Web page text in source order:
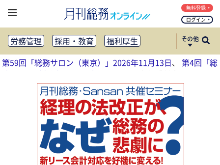
ログイン
無料登録
労務管理 採用・教育
福利厚生
健康経営
働き方改革
法務・コンプライアンス
リスクマネジメント・BCP
社外・社内広報
社外・社内コミュニケーション活性化
FM・オフィス移転
CSR・SDGs
テクノロジー活用・DX
助成金・補助金・コスト削減
アウトソーシング・BPO
調査・レポート
その他
第59回「総務サロン（東京）」2026年11月13日、 第4回「総
務サロン（大阪）」2026年11月17日
参加受付中